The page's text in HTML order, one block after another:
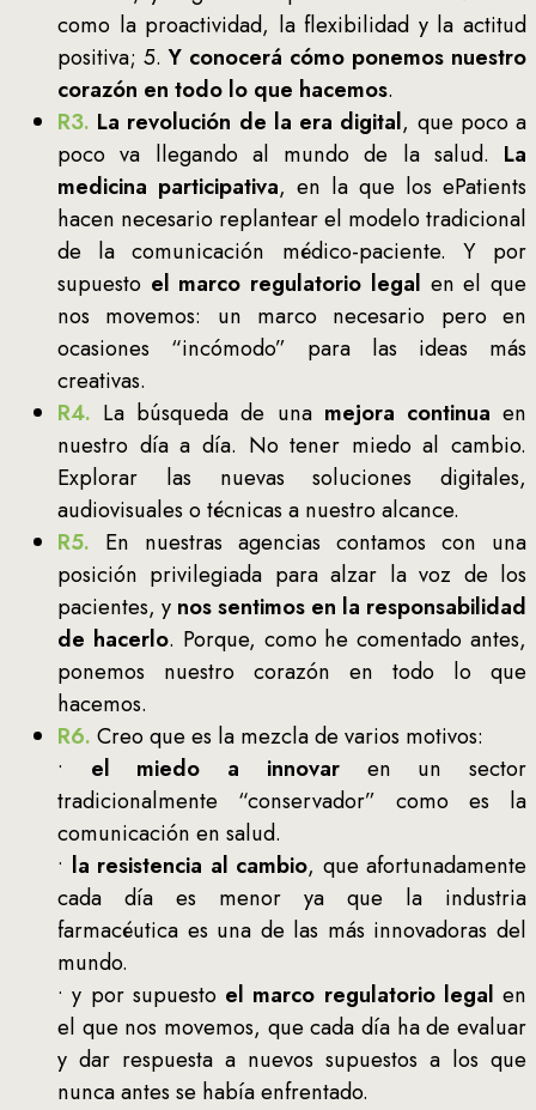
como la proactividad, la flexibilidad y la actitud
positiva; 5.Y conocerá cómo ponemos nuestro
corazón en todo lo que hacemos.
R3. La revolución de la era digital, que poco a
poco va llegando al mundo de la salud. La
medicina participativa, en la que los ePatients
hacen necesario replantear el modelo tradicional
de la comunicación médico-paciente. Y por
supuesto el marco regulatorio legal en el que
nos movemos: un marco necesario pero en
ocasiones “incómodo” para las ideas más
creativas.
R4. La búsqueda de una mejora continua en
nuestro día a día. No tener miedo al cambio.
Explorar las nuevas soluciones digitales,
audiovisuales o técnicas a nuestro alcance.
R5. En nuestras agencias contamos con una
posición privilegiada para alzar la voz de los
pacientes, y nos sentimos en la responsabilidad
de hacerlo. Porque, como he comentado antes,
ponemos nuestro corazón en todo lo que
hacemos.
R6. Creo que es la mezcla de varios motivos:
• el miedo a innovaren un sector
tradicionalmente “conservador” como es la
comunicación en salud.
• la resistencia al cambio, que afortunadamente
cada día es menor ya que la industria
farmacéutica es una de las más innovadoras del
mundo.
• y por supuesto el marco regulatorio legal en
el que nos movemos, que cada día ha de evaluar
y dar respuesta a nuevos supuestos a los que
nunca antes se había enfrentado.